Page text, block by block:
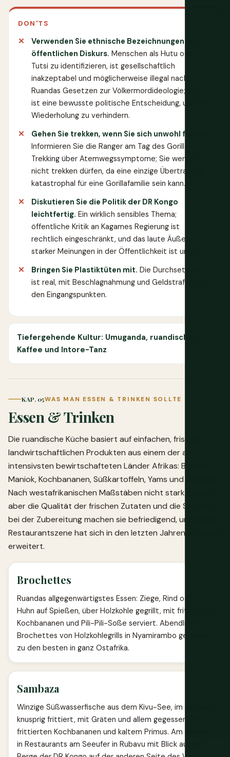
DON'TS
Verwenden Sie ethnische Bezeichnungen im
öffentlichen Diskurs. Menschen als Hutu oder
Tutsi zu identifizieren, ist gesellschaftlich
inakzeptabel und möglicherweise illegal nach
Ruandas Gesetzen zur Völkermordideologie; dies
ist eine bewusste politische Entscheidung, um eine
Wiederholung zu verhindern.
Gehen Sie trekken, wenn Sie sich unwohl fühlen.
Informieren Sie die Ranger am Tag des Gorilla-
Trekking über Atemwegssymptome; Sie werden
nicht trekken dürfen, da eine einzige Übertragung
katastrophal für eine Gorillafamilie sein kann.
Diskutieren Sie die Politik der DR Kongo
leichtfertig. Ein wirklich sensibles Thema;
öffentliche Kritik an Kagames Regierung ist
rechtlich eingeschränkt, und das laute Äußern
starker Meinungen in der Öffentlichkeit ist unklug.
Bringen Sie Plastiktüten mit. Die Durchsetzung
ist real, mit Beschlagnahmung und Geldstrafen an
den Eingangspunkten.
Tiefergehende Kultur: Umuganda, ruandischer
Kaffee und Intore-Tanz
KAP. 05WAS MAN ESSEN & TRINKEN SOLLTE
Essen & Trinken
Die ruandische Küche basiert auf einfachen, frischen
landwirtschaftlichen Produkten aus einem der am
intensivsten bewirtschafteten Länder Afrikas: Bohnen,
Maniok, Kochbananen, Süßkartoffeln, Yams und Sorghum.
Nach westafrikanischen Maßstäben nicht stark gewürzt,
aber die Qualität der frischen Zutaten und die Sorgfalt
bei der Zubereitung machen sie befriedigend, und Kigalis
Restaurantszene hat sich in den letzten Jahren erheblich
erweitert.
Brochettes
Ruandas allgegenwärtigstes Essen: Ziege, Rind oder
Huhn auf Spießen, über Holzkohle gegrillt, mit frittierten
Kochbananen und Pili-Pili-Soße serviert. Abendliche
Brochettes von Holzkohlegrills in Nyamirambo gehören
zu den besten in ganz Ostafrika.
Sambaza
Winzige Süßwasserfische aus dem Kivu-See, im Ganzen
knusprig frittiert, mit Gräten und allem gegessen, mit
frittierten Kochbananen und kaltem Primus. Am besten
in Restaurants am Seeufer in Rubavu mit Blick auf die